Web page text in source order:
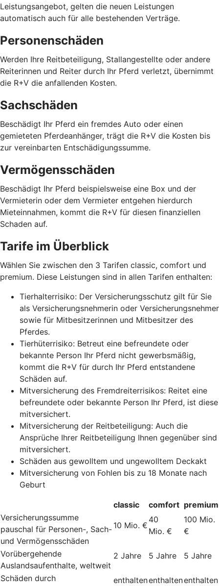
Leistungsangebot, gelten die neuen Leistungen
automatisch auch für alle bestehenden Verträge.
Personenschäden
Werden Ihre Reitbeteiligung, Stallangestellte oder andere
Reiterinnen und Reiter durch Ihr Pferd verletzt, übernimmt
die R+V die anfallenden Kosten.
Sachschäden
Beschädigt Ihr Pferd ein fremdes Auto oder einen
gemieteten Pferdeanhänger, trägt die R+V die Kosten bis
zur vereinbarten Entschädigungssumme.
Vermögensschäden
Beschädigt Ihr Pferd beispielsweise eine Box und der
Vermieterin oder dem Vermieter entgehen hierdurch
Mieteinnahmen, kommt die R+V für diesen finanziellen
Schaden auf.
Tarife im Überblick
Wählen Sie zwischen den 3 Tarifen classic, comfort und
premium. Diese Leistungen sind in allen Tarifen enthalten:
Tierhalterrisiko: Der Versicherungsschutz gilt für Sie
als Versicherungsnehmerin oder Versicherungsnehmer
sowie für Mitbesitzerinnen und Mitbesitzer des
Pferdes.
Tierhüterrisiko: Betreut eine befreundete oder
bekannte Person Ihr Pferd nicht gewerbsmäßig,
kommt die R+V für durch Ihr Pferd entstandene
Schäden auf.
Mitversicherung des Fremdreiterrisikos: Reitet eine
befreundete oder bekannte Person Ihr Pferd, ist diese
mitversichert.
Mitversicherung der Reitbeteiligung: Auch die
Ansprüche Ihrer Reitbeteiligung Ihnen gegenüber sind
mitversichert.
Schäden aus gewolltem und ungewolltem Deckakt
Mitversicherung von Fohlen bis zu 18 Monate nach
Geburt
classic comfort premium
Versicherungssumme
pauschal für Personen-, Sach-
und Vermögensschäden
10 Mio. €
40
Mio. €
100 Mio.
€
Vorübergehende
Auslandsaufenthalte, weltweit
2 Jahre 5 Jahre 5 Jahre
Schäden durch
enthaltenenthaltenenthalten